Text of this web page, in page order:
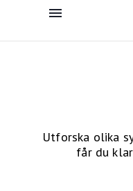
Utforska olika
får du